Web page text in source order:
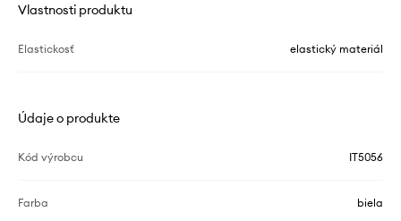
Vlastnosti produktu
Elastickosť elastický materiál
Údaje o produkte
Kód výrobcu IT5056
Farba biela